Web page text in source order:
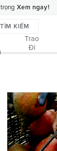
Xem ngay!
TÌM KIẾM
Trao
Đi